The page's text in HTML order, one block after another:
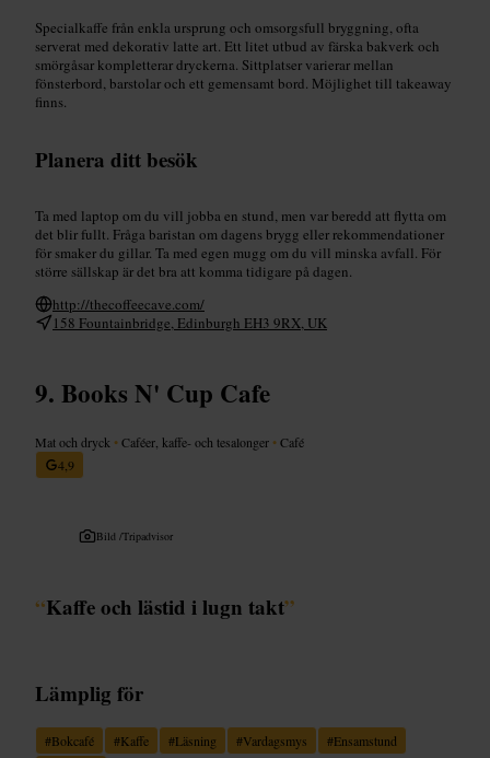
Specialkaffe från enkla ursprung och omsorgsfull bryggning, ofta
serverat med dekorativ latte art. Ett litet utbud av färska bakverk och
smörgåsar kompletterar dryckerna. Sittplatser varierar mellan
fönsterbord, barstolar och ett gemensamt bord. Möjlighet till takeaway
finns.
Planera ditt besök
Ta med laptop om du vill jobba en stund, men var beredd att flytta om
det blir fullt. Fråga baristan om dagens brygg eller rekommendationer
för smaker du gillar. Ta med egen mugg om du vill minska avfall. För
större sällskap är det bra att komma tidigare på dagen.
http://thecoffeecave.com/
158 Fountainbridge, Edinburgh EH3 9RX, UK
Books N' Cup Cafe
Mat och dryck •Caféer, kaffe- och tesalonger •Café
4,9
Bild /Tripadvisor
“Kaffe och lästid i lugn takt”
Lämplig för
#Bokcafé #Kaffe #Läsning #Vardagsmys #Ensamstund